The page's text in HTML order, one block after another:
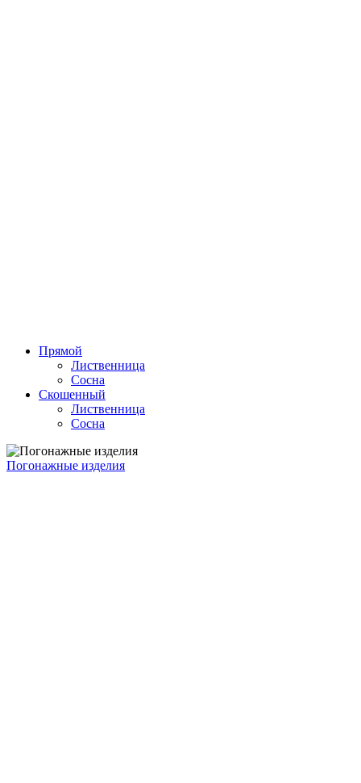
Прямой
Лиственница
Сосна
Скошенный
Лиственница
Сосна
Погонажные изделия